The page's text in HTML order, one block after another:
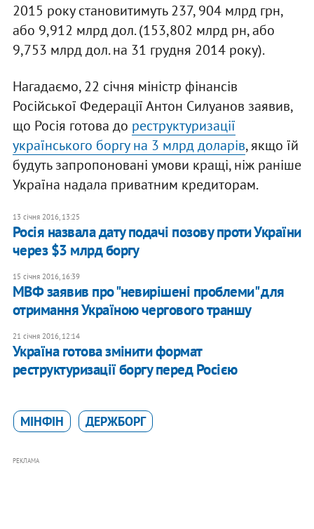
2015 року становитимуть 237, 904 млрд грн,
або 9,912 млрд дол. (153,802 млрд рн, або
9,753 млрд дол. на 31 грудня 2014 року).
Нагадаємо, 22 січня міністр фінансів
Російської Федерації Антон Силуанов заявив,
що Росія готова до реструктуризації
українського боргу на 3 млрд доларів, якщо їй
будуть запропоновані умови кращі, ніж раніше
Україна надала приватним кредиторам.
13 січня 2016, 13:25
Росія назвала дату подачі позову проти України
через $3 млрд боргу
15 січня 2016, 16:39
МВФ заявив про "невирішені проблеми" для
отримання Україною чергового траншу
21 січня 2016, 12:14
Україна готова змінити формат
реструктуризації боргу перед Росією
МІНФІН ДЕРЖБОРГ
РЕКЛАМА